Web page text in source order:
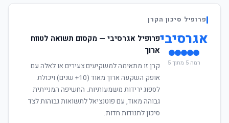
פרופיל סיכון הקרן
אגרסיבי
רמה 5 מתוך 5
פרופיל אגרסיבי — מקסום תשואה לטווח
ארוך
קרן זו מתאימה למשקיעים צעירים או לאלה עם
אופק השקעה ארוך מאוד (10+ שנים) ויכולת
לספוג ירידות משמעותיות. החשיפה המנייתית
גבוהה מאוד, עם פוטנציאל לתשואות גבוהות לצד
סיכון לתנודות חדות.